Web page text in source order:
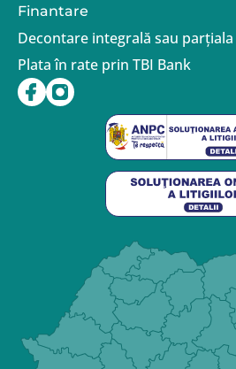
Finantare
Decontare integrală sau parțiala
Plata în rate prin TBI Bank